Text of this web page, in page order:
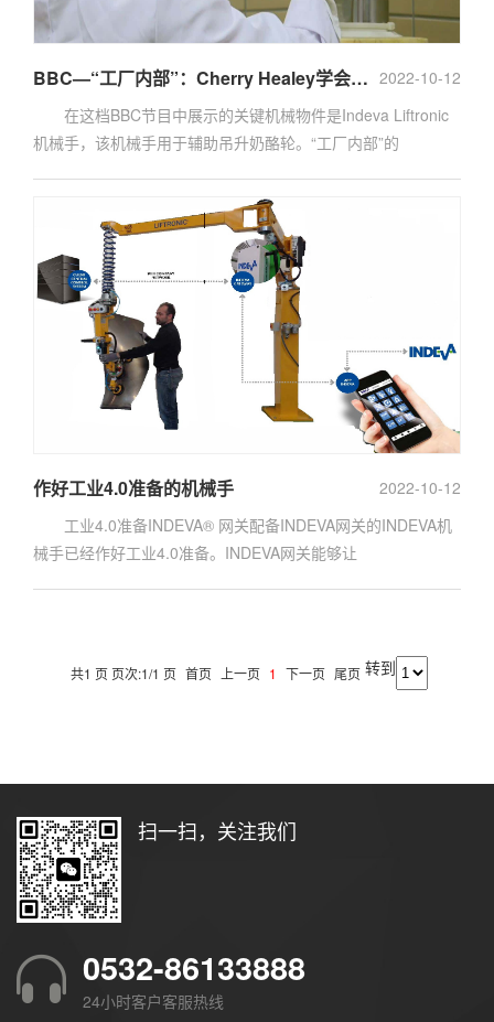
2022-10-12
BBC—“工厂内部”：Cherry Healey学会如何毫不费力地吊升重物
在这档BBC节目中展示的关键机械物件是Indeva Liftronic
机械手，该机械手用于辅助吊升奶酪轮。“工厂内部”的
2022-10-12
作好工业4.0准备的机械手
工业4.0准备INDEVA® 网关配备INDEVA网关的INDEVA机
械手已经作好工业4.0准备。INDEVA网关能够让
共1 页 页次:1/1 页 首页 上一页 1 下一页 尾页 转到
扫一扫，关注我们
0532-86133888
24小时客户客服热线